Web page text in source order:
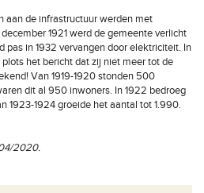
aan de infrastructuur werden met
1921 werd de gemeente verlicht
pas in 1932 vervangen door elektriciteit. In
het bericht dat zij niet meer tot de
Van 1919-1920 stonden 500
dit al 950 inwoners. In 1922 bedroeg
1923-1924 groeide het aantal tot 1.990.
2020.